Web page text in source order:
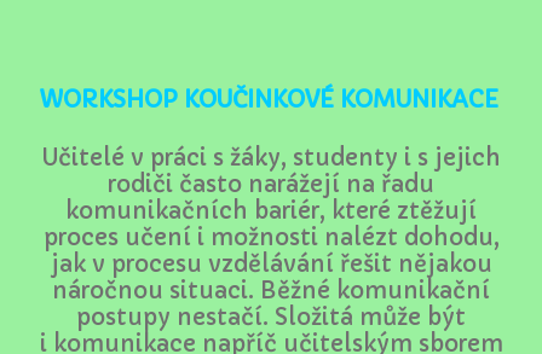
WORKSHOP KOUČINKOVÉ KOMUNIKACE
Učitelé v práci s žáky, studenty i s jejich
rodiči často narážejí na řadu
komunikačních bariér, které ztěžují
proces učení i možnosti nalézt dohodu,
jak v procesu vzdělávání řešit nějakou
náročnou situaci. Běžné komunikační
postupy nestačí. Složitá může být
i komunikace napříč učitelským sborem